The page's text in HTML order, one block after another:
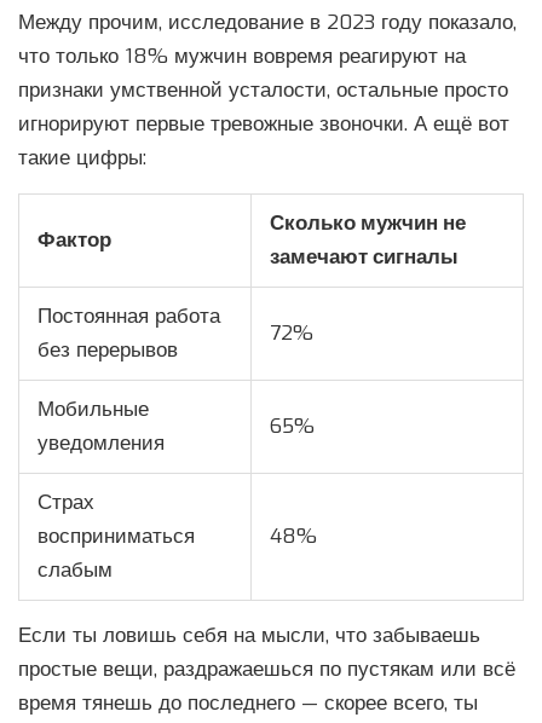
Между прочим, исследование в 2023 году показало,
что только 18% мужчин вовремя реагируют на
признаки умственной усталости, остальные просто
игнорируют первые тревожные звоночки. А ещё вот
такие цифры:
Фактор
Сколько мужчин не
замечают сигналы
Постоянная работа
без перерывов
72%
Мобильные
уведомления
65%
Страх
восприниматься
слабым
48%
Если ты ловишь себя на мысли, что забываешь
простые вещи, раздражаешься по пустякам или всё
время тянешь до последнего — скорее всего, ты